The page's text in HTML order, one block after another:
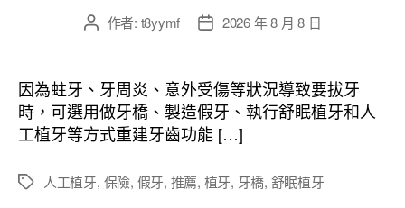
文
者
作者: t8yymf
文
佈
日
期
2026 年 8 月 8 日
因為蛀牙、牙周炎、意外受傷等狀況導致要拔牙
時，可選用做牙橋、製造假牙、執行舒眠植牙和人
工植牙等方式重建牙齒功能 […]
標
人工植牙, 保險, 假牙, 推薦, 植牙, 牙橋, 舒眠植牙